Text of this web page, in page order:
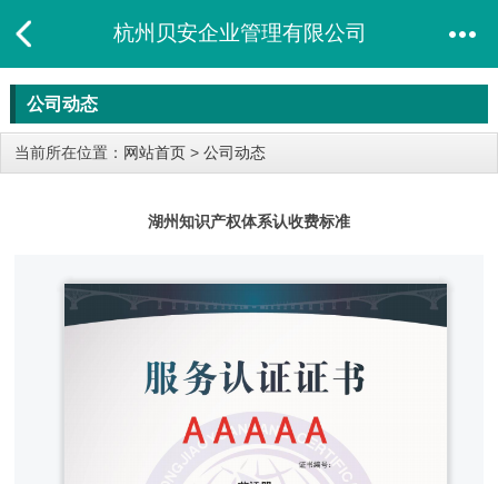
杭州贝安企业管理有限公司
公司动态
当前所在位置： 网站首页 > 公司动态
湖州知识产权体系认收费标准